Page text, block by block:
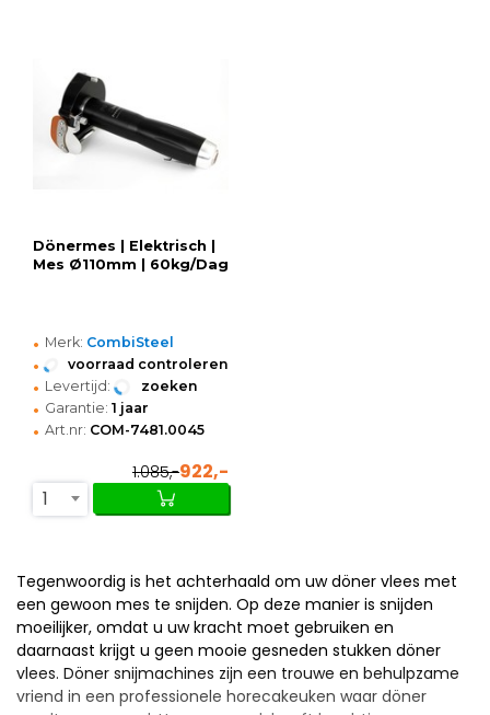
Dönermes | Elektrisch |
Mes Ø110mm | 60kg/Dag
• Merk: CombiSteel
• voorraad controleren
• Levertijd: zoeken
• Garantie: 1 jaar
• Art.nr: COM-7481.0045
1.085,-922,-
1
Tegenwoordig is het achterhaald om uw döner vlees met
een gewoon mes te snijden. Op deze manier is snijden
moeilijker, omdat u uw kracht moet gebruiken en
daarnaast krijgt u geen mooie gesneden stukken döner
vlees. Döner snijmachines zijn een trouwe en behulpzame
vriend in een professionele horecakeuken waar döner